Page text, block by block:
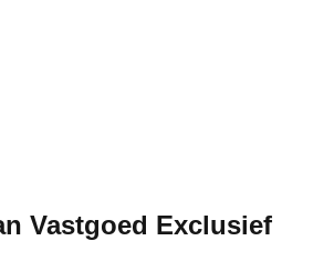
Vastgoed Exclusief